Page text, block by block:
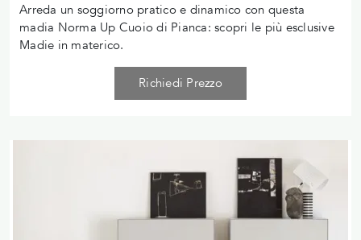
Arreda un soggiorno pratico e dinamico con questa
madia Norma Up Cuoio di Pianca: scopri le più esclusive
Madie in materico.
Richiedi Prezzo